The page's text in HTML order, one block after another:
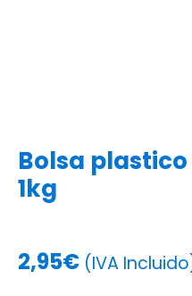
Bolsa
1kg
2,95€ (IVA